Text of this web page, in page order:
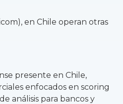
en Chile operan otras
presente en Chile,
enfocados en scoring
análisis para bancos y